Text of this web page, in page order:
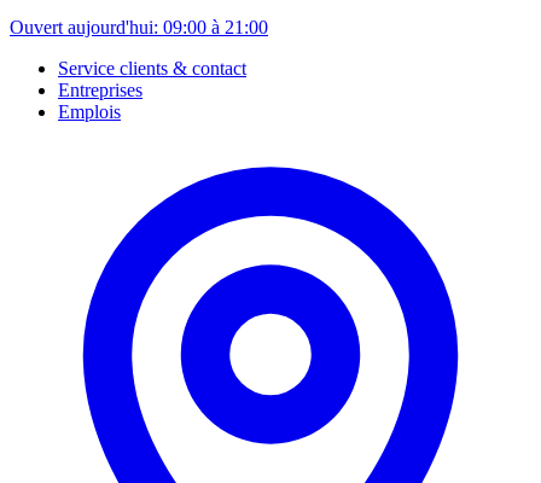
Ouvert aujourd'hui: 09:00 à 21:00
Service clients & contact
Entreprises
Emplois